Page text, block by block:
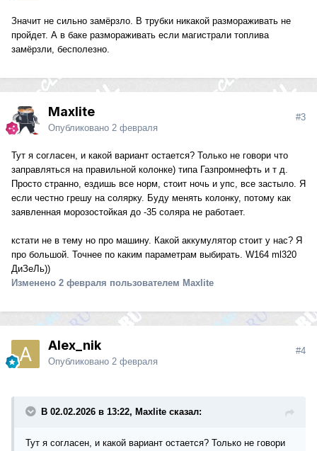
Значит не сильно замёрзло. В трубки никакой размораживать не
пройдет. А в баке размораживать если магистрали топлива
замёрзли, бесполезно.
Maxlite
Опубликовано 2 февраля
#3
Тут я согласен, и какой вариант остается? Только не говори что
заправляться на правильной колонке) типа Газпромнефть и т д.
Просто странно, ездишь все норм, стоит ночь и упс, все застыло. Я
если честно грешу на солярку. Буду менять колонку, потому как
заявленная морозостойкая до -35 соляра не работает.
кстати не в тему но про машину. Какой аккумулятор стоит у нас? Я
про большой. Точнее по каким параметрам выбирать. W164 ml320
ДиЗеЛь))
Изменено 2 февраля пользователем Maxlite
Alex_nik
Опубликовано 2 февраля
#4
В 02.02.2026 в 13:22, Maxlite сказал:
Тут я согласен, и какой вариант остается? Только не говори